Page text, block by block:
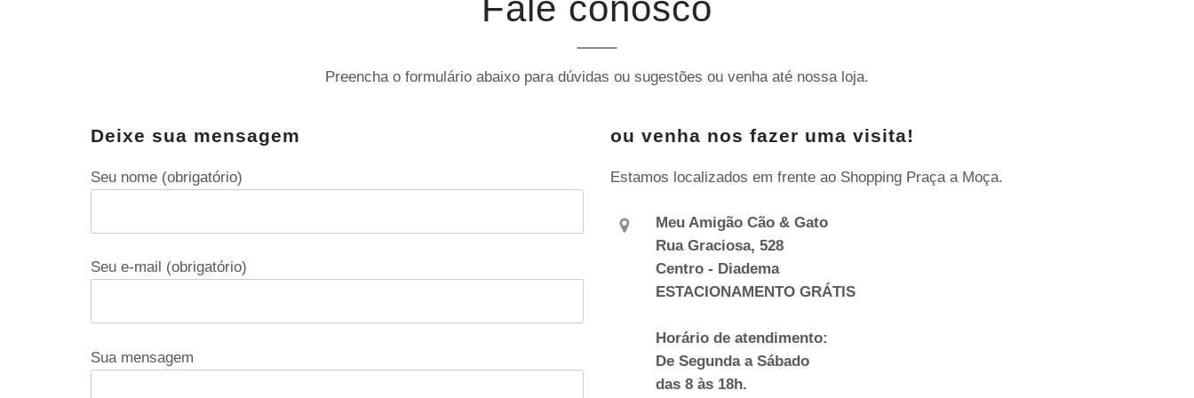
Fale conosco
Preencha o formulário abaixo para dúvidas ou sugestões ou venha até nossa loja.
Deixe sua mensagem
Seu nome (obrigatório)
Seu e-mail (obrigatório)
Sua mensagem
ou venha nos fazer uma visita!
Estamos localizados em frente ao Shopping Praça a Moça.
Meu Amigão Cão & Gato
Rua Graciosa, 528
Centro - Diadema
ESTACIONAMENTO GRÁTIS
Horário de atendimento:
De Segunda a Sábado
das 8 às 18h.